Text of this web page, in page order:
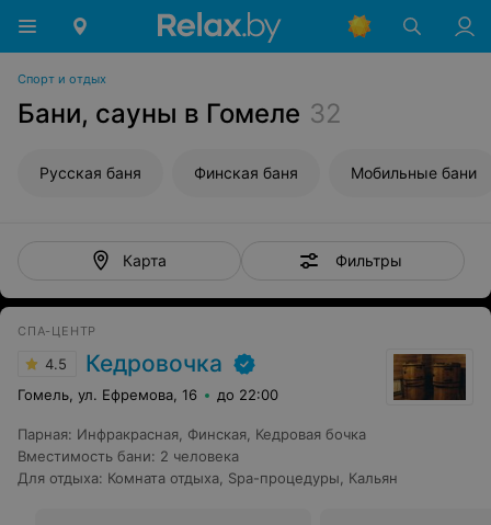
Спорт и отдых
Бани, сауны в Гомеле 32
Русская баня Финская баня Мобильные бани
Карта Фильтры
СПА-ЦЕНТР
4.5 Кедровочка
Гомель, ул. Ефремова, 16 до 22:00
Парная: Инфракрасная Финская Кедровая бочка
Вместимость бани: 2 человека
Для отдыха: Комната отдыха Spa-процедуры Кальян